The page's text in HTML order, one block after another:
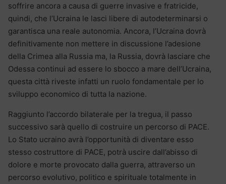
soffrire ancora a causa di guerre invasive e fratricide,
quindi, che l’Ucraina le lasci libere di autodeterminarsi o
garantisca una reale autonomia. Ancora, l’Ucraina dovrà
definitivamente non mettere in discussione l’adesione
della Crimea alla Russia ma, la Russia, dovrà lasciare che
Odessa continui ad essere lo sbocco a mare dell’Ucraina,
questa città riveste infatti un ruolo fondamentale per lo
sviluppo economico di tutta la nazione.
Raggiunto l’accordo bilaterale per la tregua, il passo
successivo sarà quello di costruire un percorso di PACE.
Lo Stato ucraino avrà l’opportunità di diventare esso
stesso costruttore di PACE, potrà uscire dall’abisso di
dolore e morte provocato dalla guerra, attraverso un
percorso evolutivo, politico e spirituale totalmente in